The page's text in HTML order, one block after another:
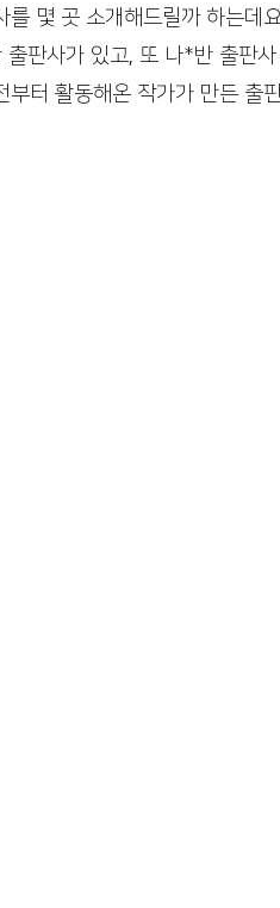
를 몇 곳 소개해드릴까 하는데
출판사가 있고, 또 나*반 출판사
부터 활동해온 작가가 만든 출